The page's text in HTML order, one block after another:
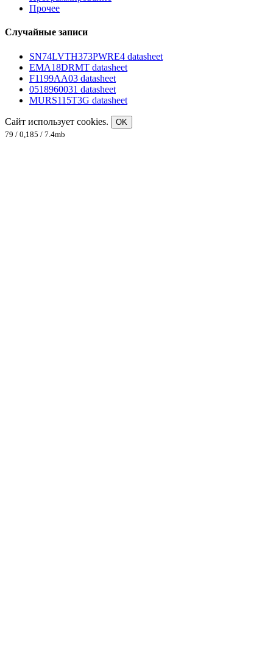
Прочее
Случайные записи
SN74LVTH373PWRE4 datasheet
EMA18DRMT datasheet
F1199AA03 datasheet
0518960031 datasheet
MURS115T3G datasheet
Сайт использует cookies.
OK
79 / 0,185 / 7.4mb